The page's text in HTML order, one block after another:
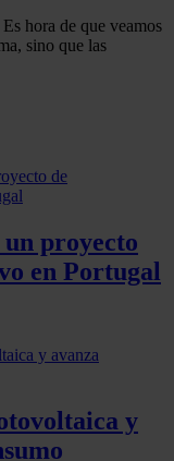
hora de que veamos
sino que las
proyecto
en Portugal
y